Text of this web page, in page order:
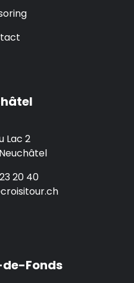
Lac 2
20 40
Fonds